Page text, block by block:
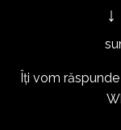
suntem
Îți vom